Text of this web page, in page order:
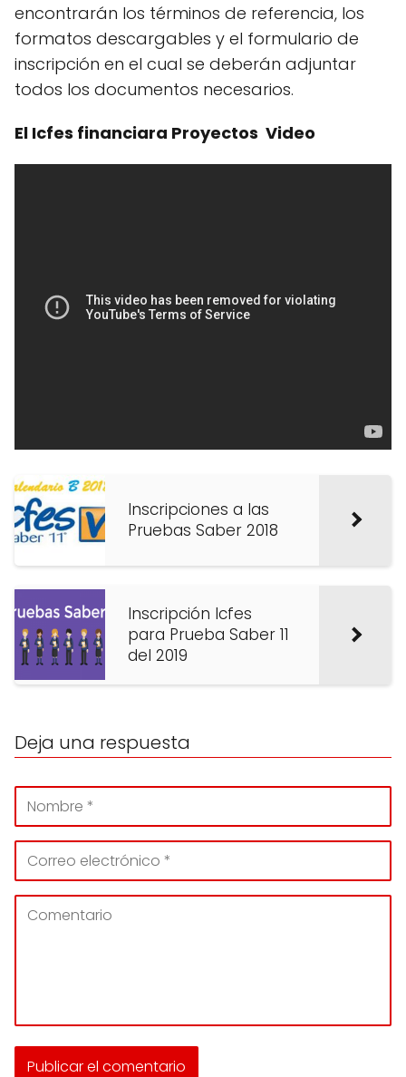
encontrarán los términos de referencia, los
formatos descargables y el formulario de
inscripción en el cual se deberán adjuntar
todos los documentos necesarios.
El Icfes financiara Proyectos Video
Inscripciones a las
Pruebas Saber 2018
Inscripción Icfes
para Prueba Saber 11
del 2019
Deja una respuesta